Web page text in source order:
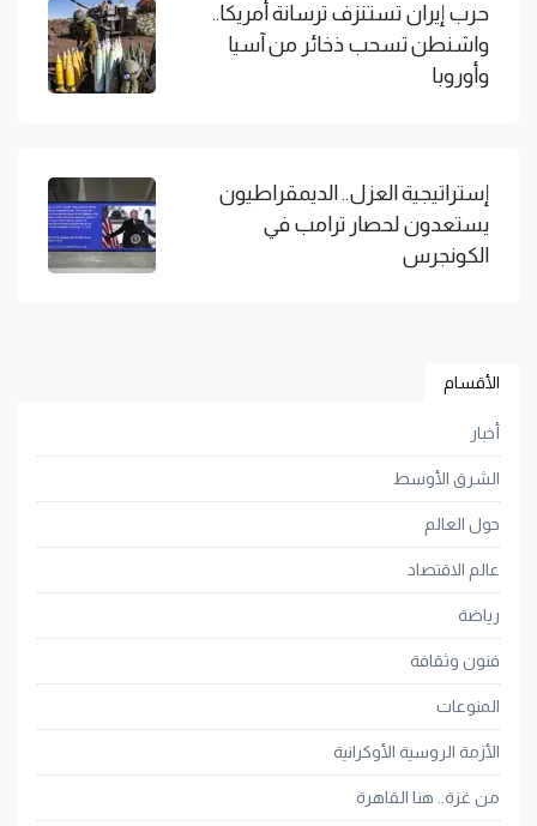
حرب إيران تستنزف ترسانة أمريكا..
واشنطن تسحب ذخائر من آسيا
وأوروبا
إستراتيجية العزل.. الديمقراطيون
يستعدون لحصار ترامب في
الكونجرس
الأقسام
أخبار
الشرق الأوسط
حول العالم
عالم الاقتصاد
رياضة
فنون وثقافة
المنوعات
الأزمة الروسية الأوكرانية
من غزة.. هنا القاهرة